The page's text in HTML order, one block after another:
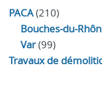
PACA(210)
Bouches-du-
Var(99)
Travaux de